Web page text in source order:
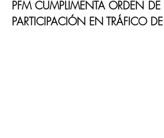
PFM CUMPLIMENTA ORDEN
PARTICIPACIÓN EN TRÁFICO